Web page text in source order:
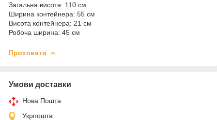
Загальна висота: 110 см
Ширина контейнера: 55 см
Висота контейнера: 21 см
Робоча ширина: 45 см
Приховати
Умови доставки
Нова Пошта
Укрпошта